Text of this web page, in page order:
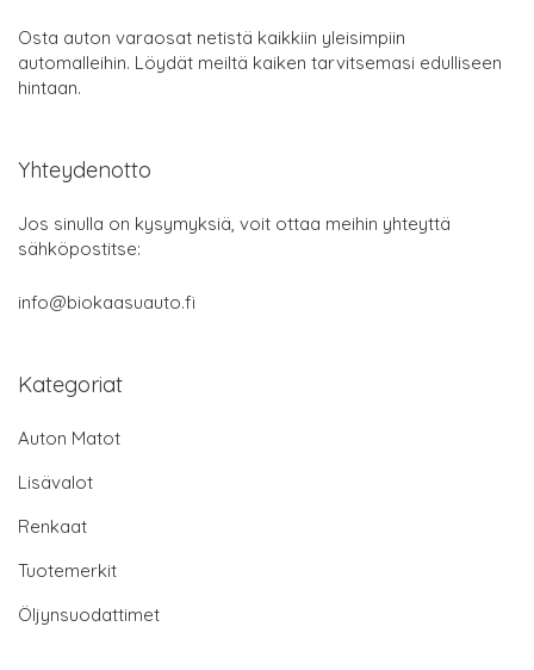
Osta auton varaosat netistä kaikkiin yleisimpiin
automalleihin. Löydät meiltä kaiken tarvitsemasi edulliseen
hintaan.
Yhteydenotto
Jos sinulla on kysymyksiä, voit ottaa meihin yhteyttä
sähköpostitse:
info@biokaasuauto.fi
Kategoriat
Auton Matot
Lisävalot
Renkaat
Tuotemerkit
Öljynsuodattimet